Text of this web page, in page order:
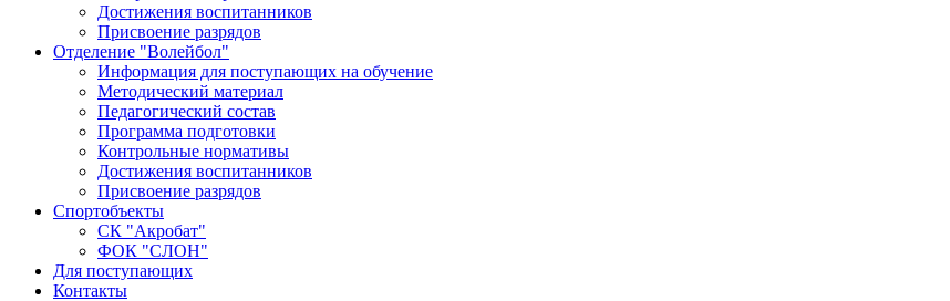
Достижения воспитанников
Присвоение разрядов
Отделение "Волейбол"
Информация для поступающих на обучение
Методический материал
Педагогический состав
Программа подготовки
Контрольные нормативы
Достижения воспитанников
Присвоение разрядов
Спортобъекты
СК "Акробат"
ФОК "СЛОН"
Для поступающих
Контакты